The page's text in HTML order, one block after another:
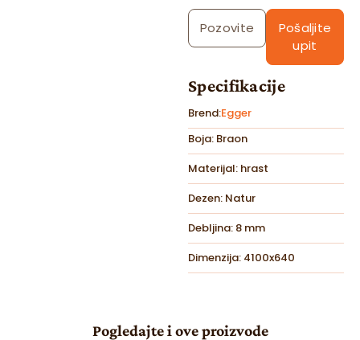
Pozovite
Pošaljite
upit
Specifikacije
Brend:Egger
Boja: Braon
Materijal: hrast
Dezen: Natur
Debljina: 8 mm
Dimenzija: 4100x640
Pogledajte i ove proizvode